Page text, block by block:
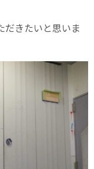
だきたいと思いま